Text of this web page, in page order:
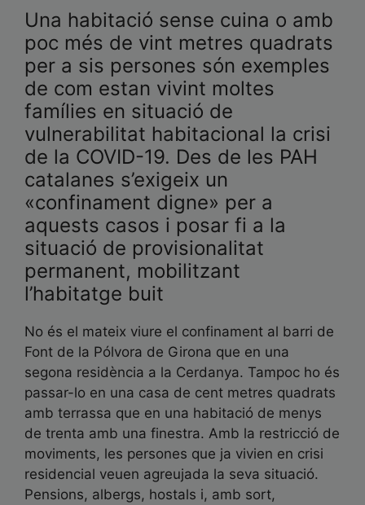
Una habitació sense cuina o amb
poc més de vint metres quadrats
per a sis persones són exemples
de com estan vivint moltes
famílies en situació de
vulnerabilitat habitacional la crisi
de la COVID-19. Des de les PAH
catalanes s’exigeix un
«confinament digne» per a
aquests casos i posar fi a la
situació de provisionalitat
permanent, mobilitzant
l’habitatge buit
No és el mateix viure el confinament al barri de
Font de la Pólvora de Girona que en una
segona residència a la Cerdanya. Tampoc ho és
passar-lo en una casa de cent metres quadrats
amb terrassa que en una habitació de menys
de trenta amb una finestra. Amb la restricció de
moviments, les persones que ja vivien en crisi
residencial veuen agreujada la seva situació.
Pensions, albergs, hostals i, amb sort,